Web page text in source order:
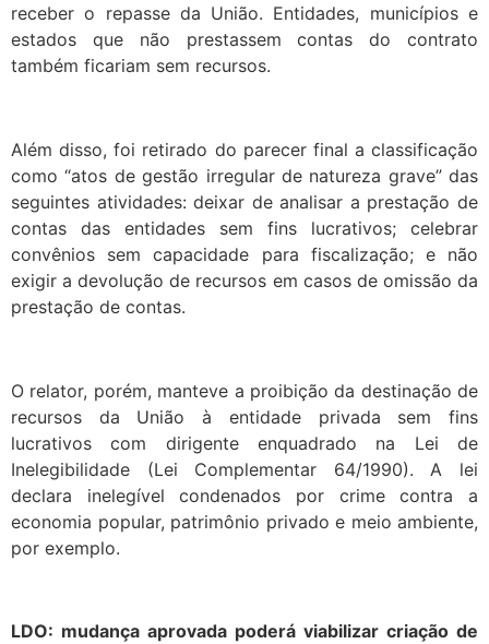
receber o repasse da União. Entidades, municípios e
estados que não prestassem contas do contrato
também ficariam sem recursos.
Além disso, foi retirado do parecer final a classificação
como “atos de gestão irregular de natureza grave” das
seguintes atividades: deixar de analisar a prestação de
contas das entidades sem fins lucrativos; celebrar
convênios sem capacidade para fiscalização; e não
exigir a devolução de recursos em casos de omissão da
prestação de contas.
O relator, porém, manteve a proibição da destinação de
recursos da União à entidade privada sem fins
lucrativos com dirigente enquadrado na Lei de
Inelegibilidade (Lei Complementar 64/1990). A lei
declara inelegível condenados por crime contra a
economia popular, patrimônio privado e meio ambiente,
por exemplo.
LDO: mudança aprovada poderá viabilizar criação de